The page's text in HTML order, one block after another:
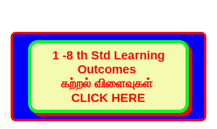
1 -8 th Std Learning
Outcomes
கற்றல் விளைவுகள்
CLICK HERE